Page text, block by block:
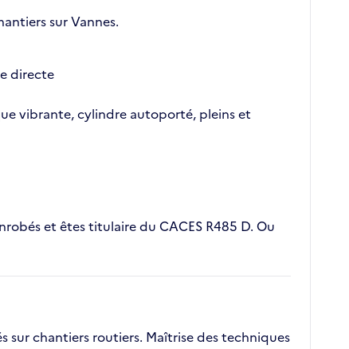
sur Vannes.
directe
vibrante, cylindre autoporté, pleins et
et êtes titulaire du CACES R485 D. Ou
sur chantiers routiers. Maîtrise des techniques